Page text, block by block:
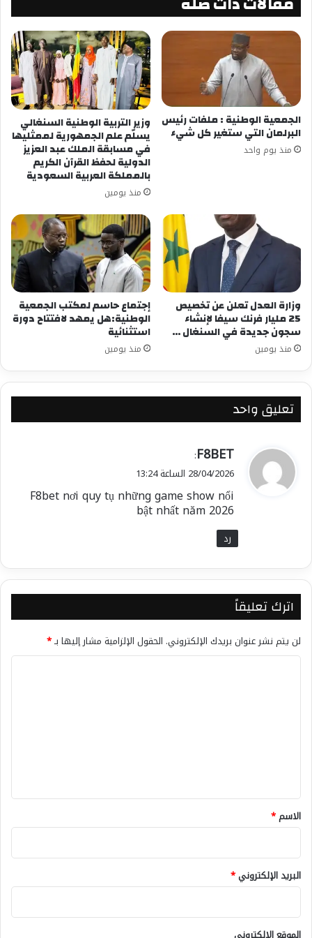
شارك هذا الموضوع:
فيس بوك
معجب بهذه:
الجمعية الوطنية : ملفات رئيس
البرلمان التي ستغير كل شيء
منذ يوم واحد
وزير التربية الوطنية السنغالي
يسلّم علم الجمهورية لممثليها
في مسابقة الملك عبد العزيز
الدولية لحفظ القرآن الكريم
بالمملكة العربية السعودية
منذ يومين
وزارة العدل تعلن عن تخصيص
25 مليار فرنك سيفا لإنشاء
سجون جديدة في السنغال …
منذ يومين
إجتماع حاسم لمكتب الجمعية
الوطنية:هل يمهد لافتتاح دورة
استثنائية
منذ يومين
تعليق واحد
ي
ق
ل
F8BET
:
28/04/2026 الساعة 13:24
F8bet nơi quy tụ những game show nổi
bật nhất năm 2026
رد
اترك تعليقاً
لن يتم نشر عنوان بريدك الإلكتروني. الحقول الإلزامية مشار إليها بـ*
*
الاسم*
البريد الإلكتروني*